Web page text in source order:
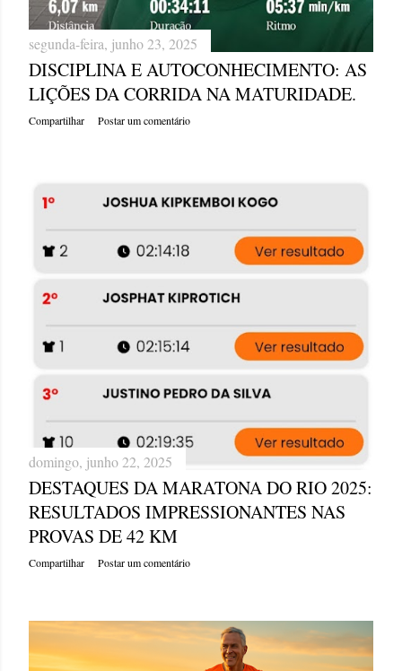
segunda-feira, junho 23, 2025
DISCIPLINA E AUTOCONHECIMENTO: AS
LIÇÕES DA CORRIDA NA MATURIDADE.
Compartilhar Postar um comentário
domingo, junho 22, 2025
DESTAQUES DA MARATONA DO RIO 2025:
RESULTADOS IMPRESSIONANTES NAS
PROVAS DE 42 KM
Compartilhar Postar um comentário